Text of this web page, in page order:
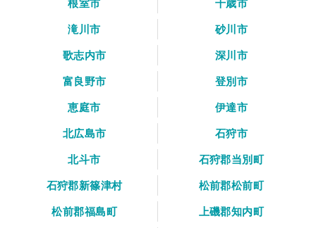
根室市
千歳市
滝川市
砂川市
歌志内市
深川市
富良野市
登別市
恵庭市
伊達市
北広島市
石狩市
北斗市
石狩郡当別町
石狩郡新篠津村
松前郡松前町
松前郡福島町
上磯郡知内町